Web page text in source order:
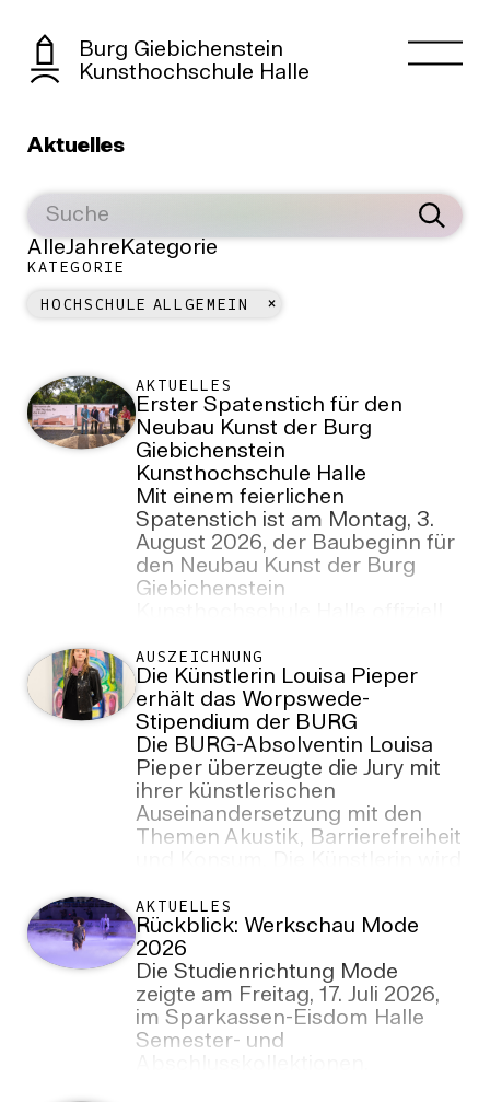
Burg Giebichenstein
Kunsthochschule Halle
Aktuelles
AlleJahreKategorie
KATEGORIE
HOCHSCHULE ALLGEMEIN
AKTUELLES
Erster Spatenstich für den
Neubau Kunst der Burg
Giebichenstein
Kunsthochschule Halle
Mit einem feierlichen
Spatenstich ist am Montag, 3.
August 2026, der Baubeginn für
den Neubau Kunst der Burg
Giebichenstein
nach dem internationalen
Architekturwettbewerb beginnt
damit ein neues Kapitel in der
Entwicklung der Hochschule.
AUSZEICHNUNG
Die Künstlerin Louisa Pieper
erhält das Worpswede-
Stipendium der BURG
Die BURG-Absolventin Louisa
Pieper überzeugte die Jury mit
ihrer künstlerischen
Auseinandersetzung mit den
Themen Akustik, Barrierefreiheit
2026 antreten.
AKTUELLES
Rückblick: Werkschau Mode
2026
Die Studienrichtung Mode
zeigte am Freitag, 17. Juli 2026,
im Sparkassen-Eisdom Halle
Semester- und